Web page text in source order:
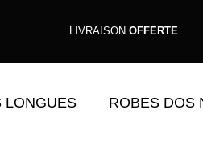
LIVRAISON OFFERTE
LONGUES ROBES DOS